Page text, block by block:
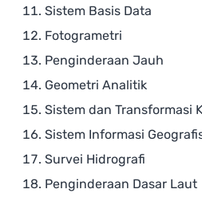
Sistem Basis Data
Fotogrametri
Penginderaan Jauh
Geometri Analitik
Sistem dan Transformasi
Sistem Informasi
Survei Hidrografi
Penginderaan Dasar Laut